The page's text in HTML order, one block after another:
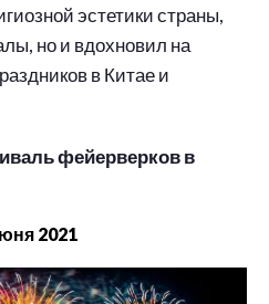
эстетики страны,
но и вдохновил на
в Китае и
фейерверков в
2021